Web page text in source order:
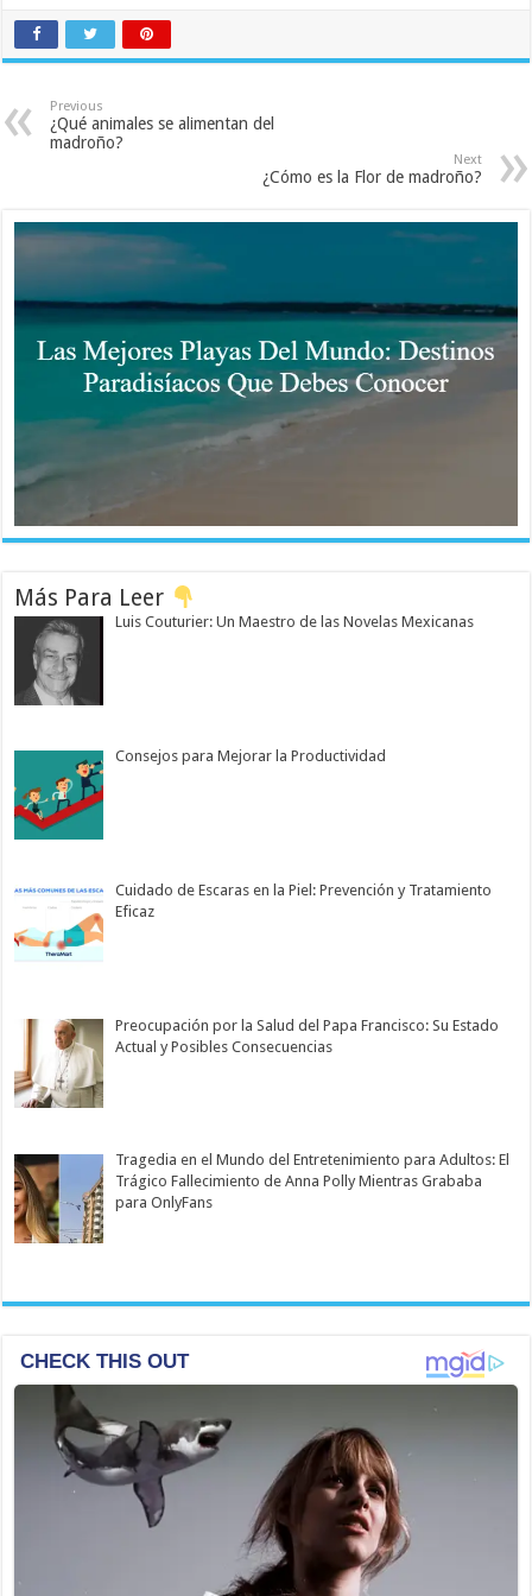
Previous
¿Qué animales se alimentan del
madroño?
Next
¿Cómo es la Flor de madroño?
Más Para Leer
Luis Couturier: Un Maestro de las Novelas Mexicanas
Consejos para Mejorar la Productividad
Cuidado de Escaras en la Piel: Prevención y Tratamiento
Eficaz
Preocupación por la Salud del Papa Francisco: Su Estado
Actual y Posibles Consecuencias
Tragedia en el Mundo del Entretenimiento para Adultos: El
Trágico Fallecimiento de Anna Polly Mientras Grababa
para OnlyFans